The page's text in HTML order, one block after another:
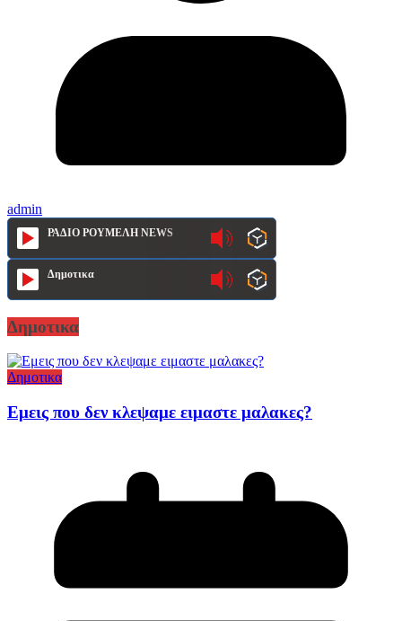
admin
ΡΑΔΙΟ ΡΟΥΜΕΛΗ NEWS
Δημοτικα
Δημοτικα
Δημοτικα
Εμεις που δεν κλεψαμε ειμαστε μαλακες?